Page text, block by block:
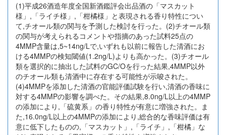
(1)平成26酒造年度全国新酒鑑評会出品酒の「マスカット
様」,「ライチ様」,「柑橘様」と表現される香り特性につい
て,チオール類の関与を予測した検討を行った。(2)チオール類
の関与が考えられるコメントや指摘のあった試料25点の
4MMP含量は,5~14ng/Lで,いずれも以前に報告した清酒にお
ける4MMPの検知閾値(1.2ng/L)よりも高かった。(3)チオール
類を選択的に抽出した試料のGC/Oを行った結果,4MMP以外
のチオール類も清酒中に存在する可能性が示唆された。
(4)4MMPを添加した清酒の官能評価試験を行い,清酒の香味に
対する4MMPの影響を調べた。その結果,8.0ng/L以上の4MMP
の添加により,「硫黄系」の香り特性が有意に増強された。ま
た,16.0ng/L以上の4MMPの添加により,総合的な香味評価は有
意に低下したものの,「マスカット」,「ライチ」,「柑橘」な